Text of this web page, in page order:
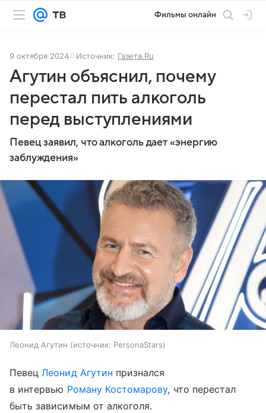
Фильмы онлайн
9 октября 2024 Источник: Газета.Ru
Агутин объяснил, почему
перестал пить алкоголь
перед выступлениями
Певец заявил, что алкоголь дает «энергию
заблуждения»
Леонид Агутин источник: PersonaStars
ПевецЛеонид Агутин признался
в интервью Роману Костомарову, что перестал
быть зависимым от алкоголя.